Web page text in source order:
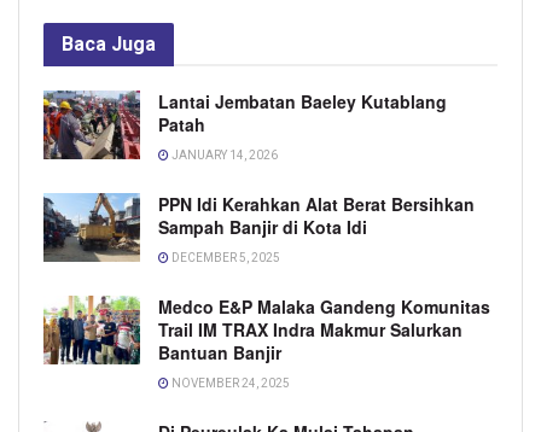
Baca Juga
Lantai Jembatan Baeley Kutablang
Patah
JANUARY 14, 2026
PPN Idi Kerahkan Alat Berat Bersihkan
Sampah Banjir di Kota Idi
DECEMBER 5, 2025
Medco E&P Malaka Gandeng Komunitas
Trail IM TRAX Indra Makmur Salurkan
Bantuan Banjir
NOVEMBER 24, 2025